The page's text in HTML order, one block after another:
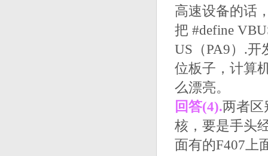
高速设备的话
把 #define
US（PA9）.
位板子，计算
么漂亮。
回答(4).两者区
核，要是手头
面有的F407上